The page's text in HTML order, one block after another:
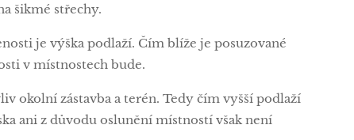
šikmé střechy.
je výška podlaží. Čím blíže je posuzované
v místnostech bude.
okolní zástavba a terén. Tedy čím vyšší podlaží
ani z důvodu oslunění místností však není